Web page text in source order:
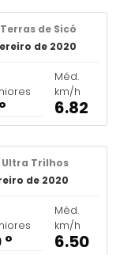
de Sicó
de 2020
Méd.
km/h
6.82
Ultra Trilhos
de 2020
º
Méd.
km/h
6.50